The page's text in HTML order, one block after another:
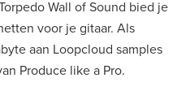
Wall of Sound bied je
voor je gitaar. Als
aan Loopcloud samples
Produce like a Pro.